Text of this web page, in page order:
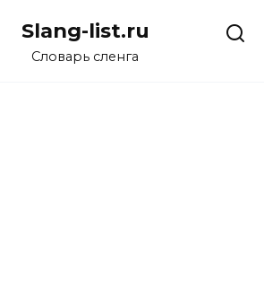
Slang-list.ru
Словарь сленга